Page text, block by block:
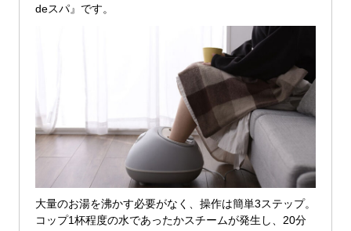
deスパ』です。
大量のお湯を沸かす必要がなく、操作は簡単3ステップ。
コップ1杯程度の水であったかスチームが発生し、20分